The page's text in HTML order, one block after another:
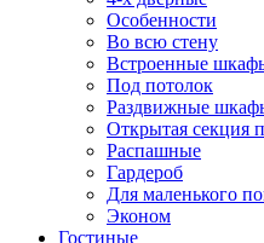
Особенности
Во всю стену
Встроенные
Под потолок
Раздвижные
Открытая секция
Распашные
Гардероб
Для маленького
Эконом
Гостиные